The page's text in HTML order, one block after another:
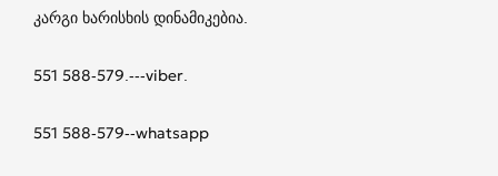
კარგი ხარისხის დინამიკებია.
551 588-579.---viber.
551 588-579--whatsapp